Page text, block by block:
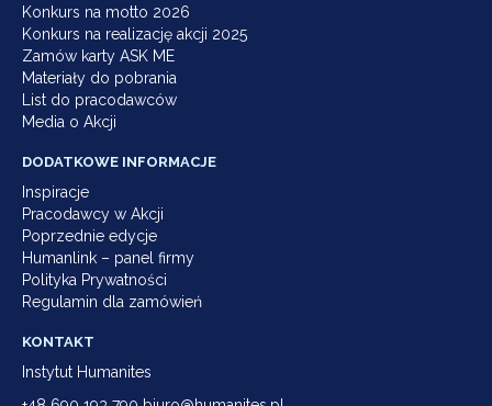
Konkurs na motto 2026
Konkurs na realizację akcji 2025
Zamów karty ASK ME
Materiały do pobrania
List do pracodawców
Media o Akcji
DODATKOWE INFORMACJE
Inspiracje
Pracodawcy w Akcji
Poprzednie edycje
Humanlink – panel firmy
Polityka Prywatności
Regulamin dla zamówień
KONTAKT
Instytut Humanites